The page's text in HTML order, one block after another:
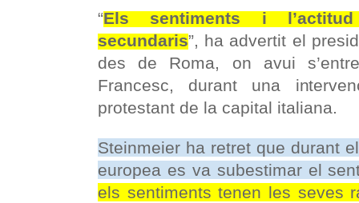
“Els sentiments i
secundaris”, ha advertit el
des de Roma, on avui
Francesc, durant una
protestant de la capital italiana.
Steinmeier ha retret que durant
europea es va subestimar el
els sentiments tenen les seves